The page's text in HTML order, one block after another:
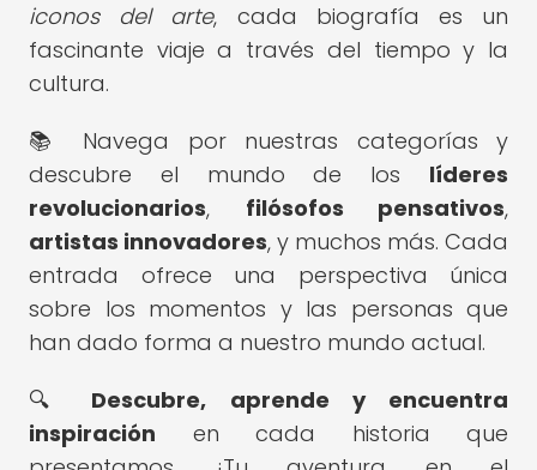
iconos del arte, cada biografía es un
fascinante viaje a través del tiempo y la
cultura.
📚 Navega por nuestras categorías y
descubre el mundo de los líderes
revolucionarios, filósofos pensativos,
artistas innovadores, y muchos más. Cada
entrada ofrece una perspectiva única
sobre los momentos y las personas que
han dado forma a nuestro mundo actual.
🔍 Descubre, aprende y encuentra
inspiración en cada historia que